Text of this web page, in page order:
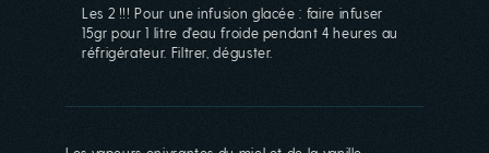
Les 2 !!! Pour une infusion glacée : faire infuser
15gr pour 1 litre d'eau froide pendant 4 heures au
réfrigérateur. Filtrer, déguster.